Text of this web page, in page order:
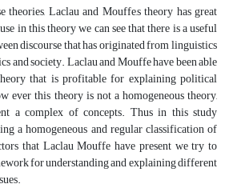
theories, Laclau and Mouffe,s theory has great
in this theory we can see that there is a useful
discourse that has originated from linguistics
and society. Laclau and Mouffe have been able
that is profitable for explaining political
ever this theory is not a homogeneous theory,
a complex of concepts. Thus in this study
a homogeneous and regular classification of
that Laclau Mouffe have present we try to
for understanding and explaining different